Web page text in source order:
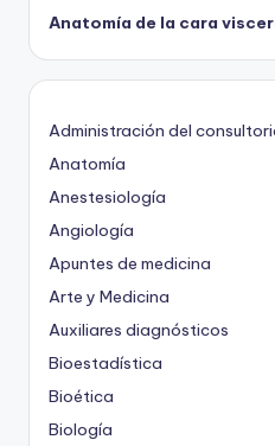
Anatomía de la cara
Administración del
Anatomía
Anestesiología
Angiología
Apuntes de medicina
Arte y Medicina
Auxiliares diagnósticos
Bioestadística
Bioética
Biología